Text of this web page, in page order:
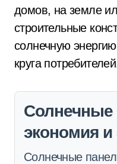
домов, на земле
строительные
солнечную
круга
Солнечные
экономия и
Солнечные панели на крыше дома.